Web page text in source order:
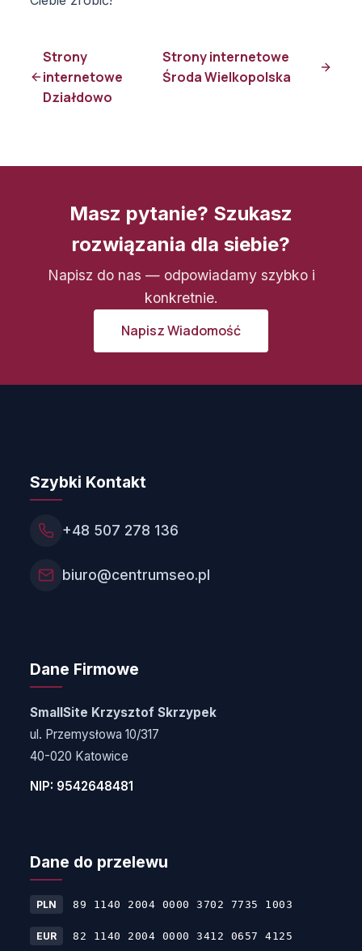
Strony
internetowe
Działdowo
Strony internetowe
Środa Wielkopolska
Masz pytanie? Szukasz
rozwiązania dla siebie?
Napisz do nas — odpowiadamy szybko i
konkretnie.
Napisz Wiadomość
Szybki Kontakt
+48 507 278 136
biuro@centrumseo.pl
Dane Firmowe
SmallSite Krzysztof Skrzypek
ul. Przemysłowa 10/317
40-020 Katowice
NIP: 9542648481
Dane do przelewu
PLN 89 1140 2004 0000 3702 7735 1003
EUR 82 1140 2004 0000 3412 0657 4125